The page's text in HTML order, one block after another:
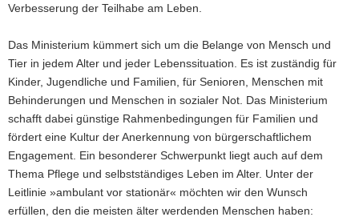
f
n
d
e
N
a
v
i
g
a
t
o
Verbesserung der Teilhabe am Leben.
Das Ministerium kümmert sich um die Belange von Mensch und
Tier in jedem Alter und jeder Lebenssituation. Es ist zuständig für
Kinder, Jugendliche und Familien, für Senioren, Menschen mit
Behinderungen und Menschen in sozialer Not. Das Ministerium
schafft dabei günstige Rahmenbedingungen für Familien und
fördert eine Kultur der Anerkennung von bürgerschaftlichem
Engagement. Ein besonderer Schwerpunkt liegt auch auf dem
Thema Pflege und selbstständiges Leben im Alter. Unter der
Leitlinie »ambulant vor stationär« möchten wir den Wunsch
erfüllen, den die meisten älter werdenden Menschen haben: